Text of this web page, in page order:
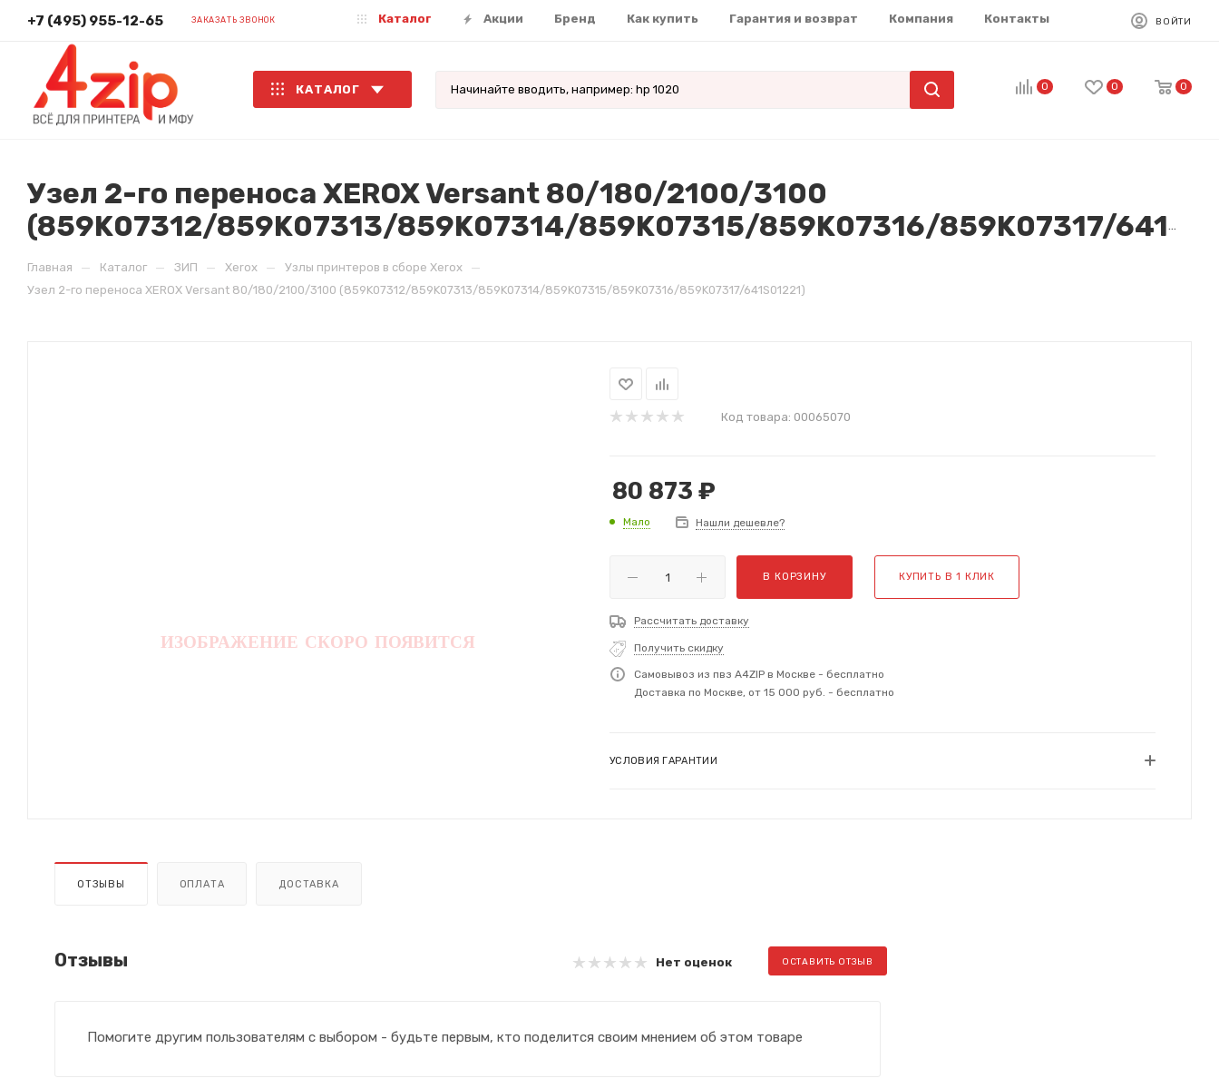
+7 (495) 955-12-65 ЗАКАЗАТЬ ЗВОНОК Каталог Акции Бренд Как купить Гарантия и возврат Компания Контакты ВОЙТИ
КАТАЛОГ 0 0 0
Узел 2-го переноса XEROX Versant 80/180/2100/3100
(859K07312/859K07313/859K07314/859K07315/859K07316/859K07317/641S01221)
Главная — Каталог — ЗИП — Xerox — Узлы принтеров в сборе Xerox —
Узел 2-го переноса XEROX Versant 80/180/2100/3100 (859K07312/859K07313/859K07314/859K07315/859K07316/859K07317/641S01221)
Код товара: 00065070
80 873 ₽
Мало Нашли дешевле?
В КОРЗИНУ КУПИТЬ В 1 КЛИК
Рассчитать доставку
Получить скидку
Самовывоз из пвз A4ZIP в Москве - бесплатно
Доставка по Москве, от 15 000 руб. - бесплатно
УСЛОВИЯ ГАРАНТИИ
ОТЗЫВЫ ОПЛАТА ДОСТАВКА
Отзывы Нет оценок ОСТАВИТЬ ОТЗЫВ
Помогите другим пользователям с выбором - будьте первым, кто поделится своим мнением об этом товаре